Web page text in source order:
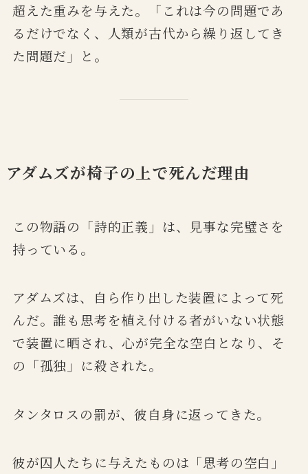
超えた重みを与えた。「これは今の問題であ
るだけでなく、人類が古代から繰り返してき
た問題だ」と。
アダムズが椅子の上で死んだ理由
この物語の「詩的正義」は、見事な完璧さを
持っている。
アダムズは、自ら作り出した装置によって死
んだ。誰も思考を植え付ける者がいない状態
で装置に晒され、心が完全な空白となり、そ
の「孤独」に殺された。
タンタロスの罰が、彼自身に返ってきた。
彼が囚人たちに与えたものは「思考の空白」